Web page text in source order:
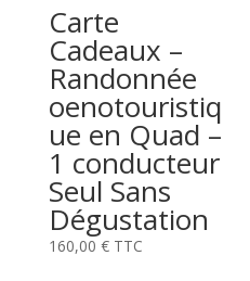
Carte
Cadeaux –
Randonnée
oenotouristiq
ue en Quad –
1 conducteur
Seul Sans
Dégustation
160,00 € TTC